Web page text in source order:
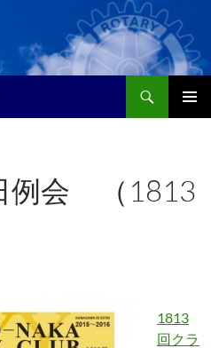
例会 （1813
1813
回クラ